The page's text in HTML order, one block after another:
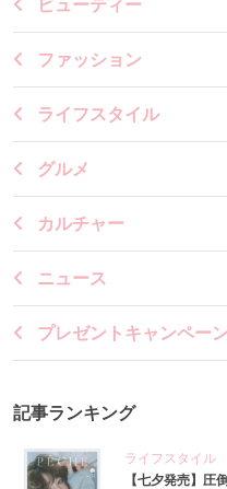
ビューティー
ファッション
ライフスタイル
グルメ
カルチャー
ニュース
プレゼントキャンペーン
記事ランキング
ライフスタイル
【七夕発売】圧